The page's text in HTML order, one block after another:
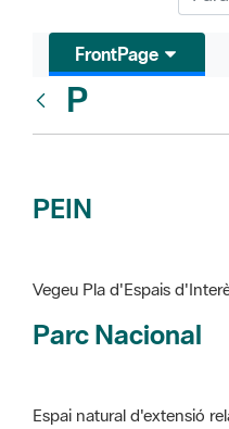
Glosari
P
PEIN
Vegeu Pla d'Espais
Espai natural d'extensió
preservar-los de totes les